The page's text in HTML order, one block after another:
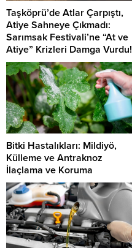
Taşköprü’de Atlar Çarpıştı,
Atiye Sahneye Çıkmadı:
Sarımsak Festivali’ne “At ve
Atiye” Krizleri Damga Vurdu!
Bitki Hastalıkları: Mildiyö,
Külleme ve Antraknoz
İlaçlama ve Koruma